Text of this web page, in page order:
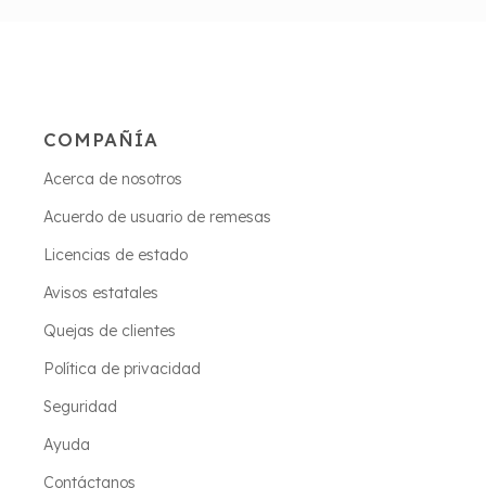
COMPAÑÍA
Acerca de nosotros
Acuerdo de usuario de remesas
Licencias de estado
Avisos estatales
Quejas de clientes
Política de privacidad
Seguridad
Ayuda
Contáctanos